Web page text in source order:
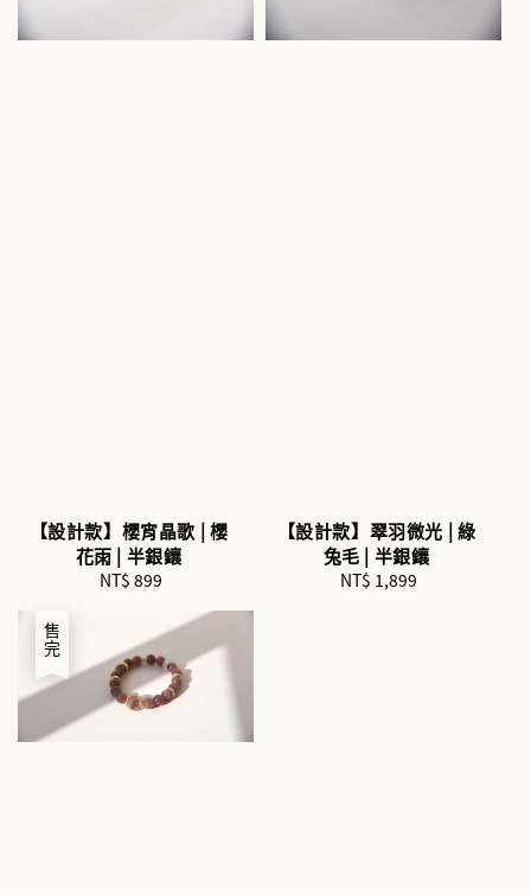
【設計款】櫻宵晶歌 | 櫻
花雨 | 半銀鑲
Regular
NT$ 899
【設計款】翠羽微光 | 綠
兔毛 | 半銀鑲
Regular
NT$ 1,899
售完